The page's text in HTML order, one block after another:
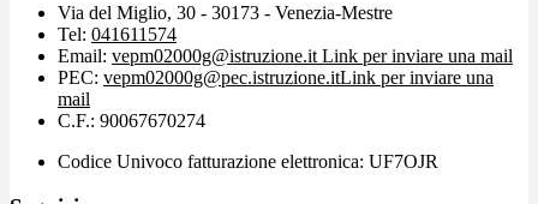
Via del Miglio, 30 - 30173 - Venezia-Mestre
Tel: 041611574
Email: vepm02000g@istruzione.it Link per inviare una mail
PEC: vepm02000g@pec.istruzione.itLink per inviare una
mail
C.F.: 90067670274
Codice Univoco fatturazione elettronica: UF7OJR